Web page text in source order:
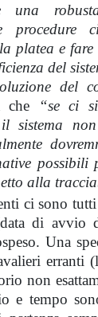
una
procedure
platea e
del
del
che
“se ci
sistema
possibili
alla
ci sono tutti
di avvio
Una
erranti
non
e tempo